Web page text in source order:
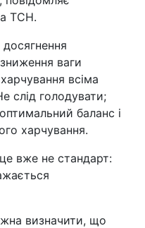
ТСН.
ваги
всіма
слід голодувати;
баланс і
харчування.
вже не стандарт:
визначити, що